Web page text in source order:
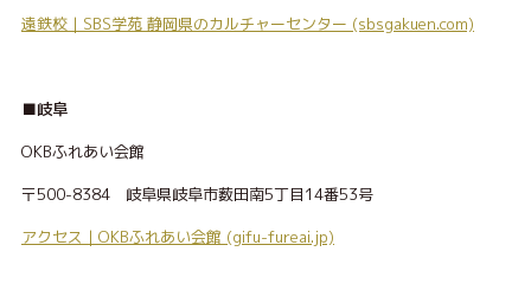
遠鉄校｜SBS学苑 静岡県のカルチャーセンター (sbsgakuen.com)
■岐阜
OKBふれあい会館
〒500-8384 岐阜県岐阜市薮田南5丁目14番53号
アクセス｜OKBふれあい会館 (gifu-fureai.jp)